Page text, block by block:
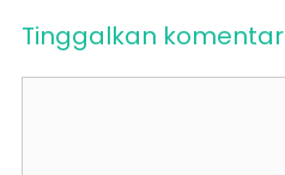
Tinggalkan komentar